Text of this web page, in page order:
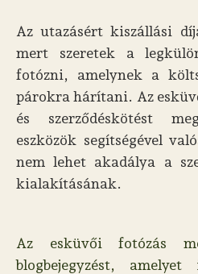
Az utazásért kiszállási
mert szeretek a
fotózni, amelynek a
párokra hárítani. Az
és szerződéskötést
eszközök segítségével
nem lehet akadálya a
kialakításának.
Az esküvői fotózás
blogbejegyzést,